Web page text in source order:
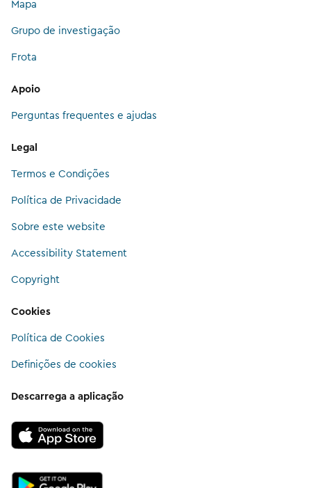
Mapa
Grupo de investigação
Frota
Apoio
Perguntas frequentes e ajudas
Legal
Termos e Condições
Política de Privacidade
Sobre este website
Accessibility Statement
Copyright
Cookies
Política de Cookies
Definições de cookies
Descarrega a aplicação